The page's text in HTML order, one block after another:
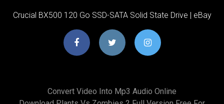
Crucial BX500 120 Go SSD-SATA Solid State Drive | eBay
Convert Video Into Mp3 Audio Online